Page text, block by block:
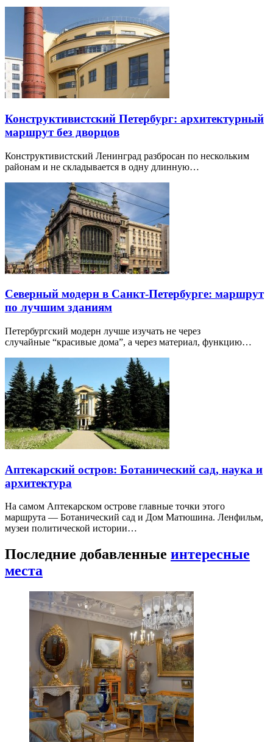
Конструктивистский Петербург: архитектурный
маршрут без дворцов
Конструктивистский Ленинград разбросан по нескольким
районам и не складывается в одну длинную…
Северный модерн в Санкт-Петербурге: маршрут
по лучшим зданиям
Петербургский модерн лучше изучать не через
случайные “красивые дома”, а через материал, функцию…
Аптекарский остров: Ботанический сад, наука и
архитектура
На самом Аптекарском острове главные точки этого
маршрута — Ботанический сад и Дом Матюшина. Ленфильм,
музеи политической истории…
Последние добавленные интересные
места